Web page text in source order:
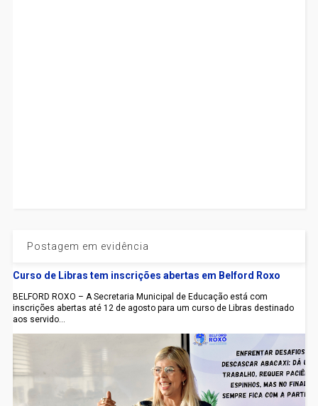
Postagem em evidência
Curso de Libras tem inscrições abertas em Belford Roxo
BELFORD ROXO – A Secretaria Municipal de Educação está com
inscrições abertas até 12 de agosto para um curso de Libras destinado
aos servido...